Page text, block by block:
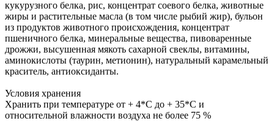
кукурузного белка, рис, концентрат соевого белка, животные
жиры и растительные масла (в том числе рыбий жир), бульон
из продуктов животного происхождения, концентрат
пшеничного белка, минеральные вещества, пивоваренные
дрожжи, высушенная мякоть сахарной свеклы, витамины,
аминокислоты (таурин, метионин), натуральный карамельный
краситель, антиоксиданты.
Условия хранения
Хранить при температуре от + 4*С до + 35*С и
относительной влажности воздуха не более 75 %